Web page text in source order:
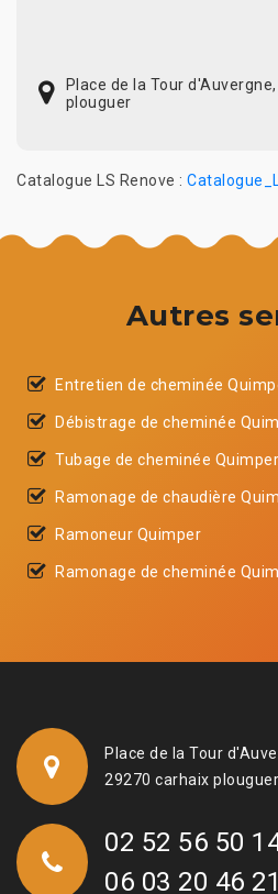
Place de la Tour
plouguer
Catalogue LS Renove :
Autres
Entretien de cheminée
Débistrage de cheminée
Tubage de cheminée Quimper
Ramonage de chaudière
Ramoneur Quimper
Ramonage de cheminée
Place de la Tour
29270 carhaix plouguer
02 52 56 50
06 03 20 46 21